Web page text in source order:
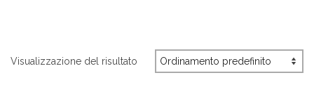
Visualizzazione del risultato